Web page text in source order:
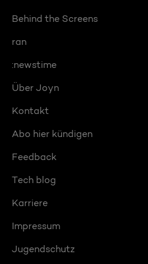
Behind the Screens
ran
:newstime
Über Joyn
Kontakt
Abo hier kündigen
Feedback
Tech blog
Karriere
Impressum
Jugendschutz